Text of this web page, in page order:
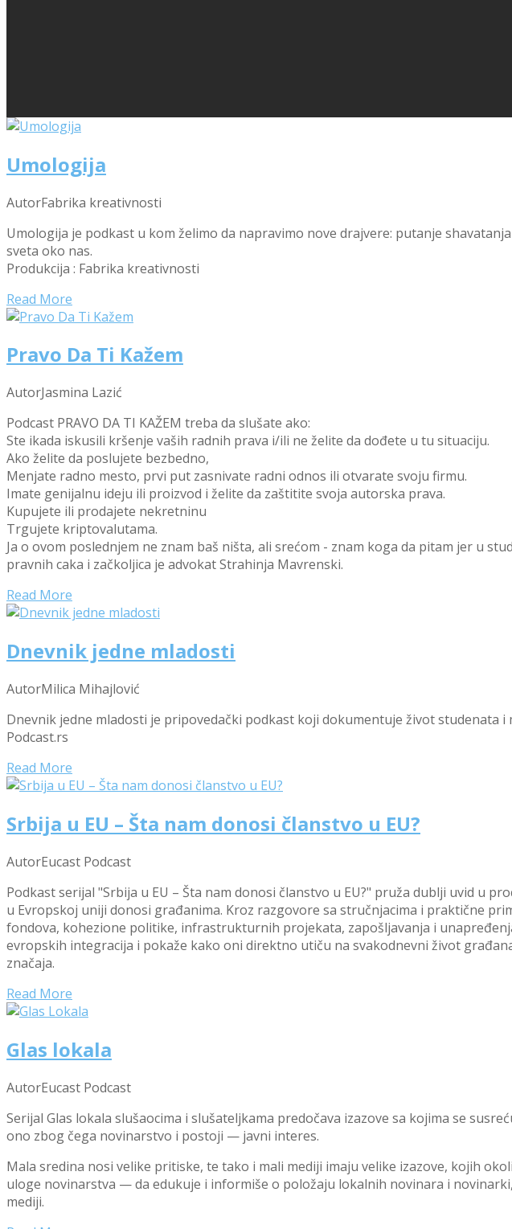
Umologija
AutorFabrika kreativnosti
Umologija je podkast u kom želimo da napravimo nove drajvere: putanje
sveta oko nas.
Produkcija : Fabrika kreativnosti
Read More
Pravo Da Ti Kažem
AutorJasmina Lazić
Podcast PRAVO DA TI KAŽEM treba da slušate ako:
Ste ikada iskusili kršenje vaših radnih prava i/ili ne želite da dođete u tu situaciju.
Ako želite da poslujete bezbedno,
Menjate radno mesto, prvi put zasnivate radni odnos ili otvarate svoju firmu.
Imate genijalnu ideju ili proizvod i želite da zaštitite svoja autorska prava.
Kupujete ili prodajete nekretninu
Trgujete kriptovalutama.
Ja o ovom poslednjem ne znam baš ništa, ali srećom - znam koga da pitam jer u
pravnih caka i začkoljica je advokat Strahinja Mavrenski.
Read More
Dnevnik jedne mladosti
AutorMilica Mihajlović
Dnevnik jedne mladosti je pripovedački podkast koji dokumentuje život studenata
Podcast.rs
Read More
Srbija u EU – Šta nam donosi članstvo u EU?
AutorEucast Podcast
Podkast serijal "Srbija u EU – Šta nam donosi članstvo u EU?" pruža dublji uvid u
u Evropskoj uniji donosi građanima. Kroz razgovore sa stručnjacima i praktične
fondova, kohezione politike, infrastrukturnih projekata, zapošljavanja i
evropskih integracija i pokaže kako oni direktno utiču na svakodnevni život
značaja.
Read More
Glas lokala
AutorEucast Podcast
Serijal Glas lokala slušaocima i slušateljkama predočava izazove sa kojima se
ono zbog čega novinarstvo i postoji — javni interes.
Mala sredina nosi velike pritiske, te tako i mali mediji imaju velike izazove, kojih
uloge novinarstva — da edukuje i informiše o položaju lokalnih novinara i
mediji.